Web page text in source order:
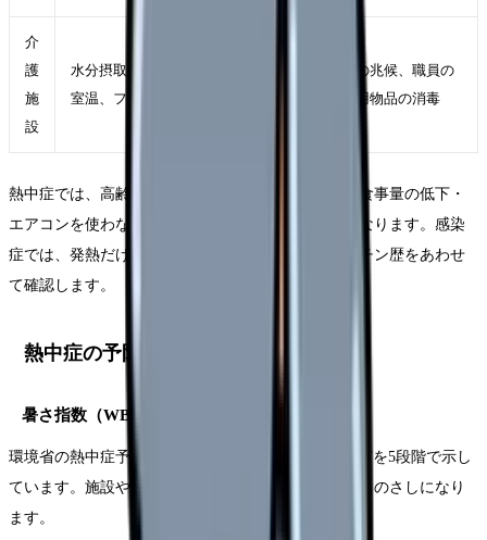
介
護
施
設
水分摂取、入浴前後、夜間の
室温、フロアごとの温度差
集団感染の兆候、職員の
体調、共用物品の消毒
熱中症では、高齢・独居・認知症・利尿薬の使用・食事量の低下・
エアコンを使わない習慣が、注意して見たい背景になります。感染
症では、発熱だけでなく、発疹・咳・曝露歴・ワクチン歴をあわせ
て確認します。
熱中症の予防と早期発見
暑さ指数（WBGT）を共通のものさしにする
環境省の熱中症予防情報サイトでは、暑さ指数WBGTを5段階で示し
ています。施設や病室の環境を考えるときの共通のものさしになり
ます。